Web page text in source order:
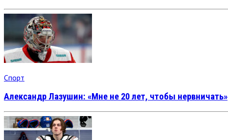
Спорт
Александр Лазушин: «Мне не 20 лет, чтобы нервничать»